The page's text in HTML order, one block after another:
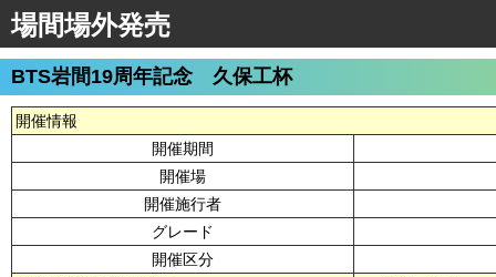
場間場外発売
BTS岩間19周年記念 久保工杯
開催情報
開催期間
開催場
開催施行者
グレード
開催区分